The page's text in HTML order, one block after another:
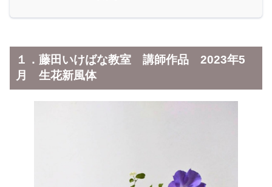
１．藤田いけばな教室 講師作品 2023年5
月 生花新風体